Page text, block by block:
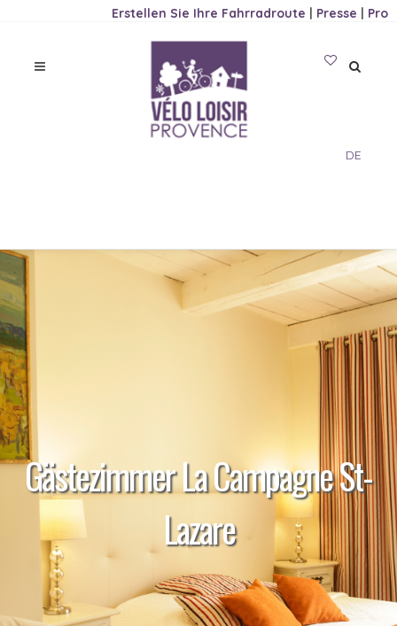
Erstellen Sie Ihre Fahrradroute | Presse | Pro
DE
Gästezimmer La Campagne St-
Lazare